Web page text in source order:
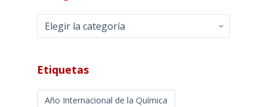
Categorías
Etiquetas
Año Internacional de la Química